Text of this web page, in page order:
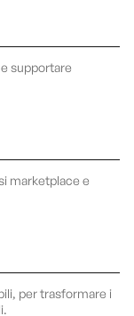
supportare
marketplace e
per trasformare i